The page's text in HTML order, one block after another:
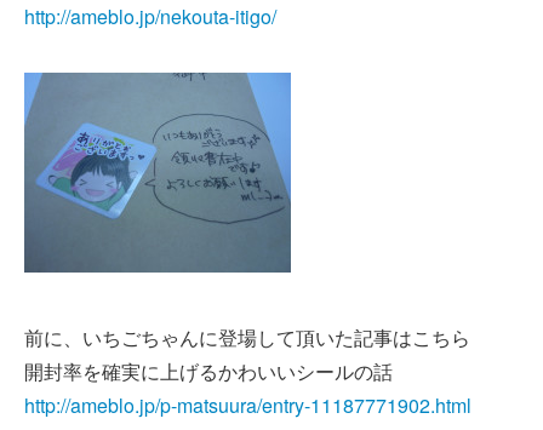
http://ameblo.jp/nekouta-itigo/
前に、いちごちゃんに登場して頂いた記事はこちら
開封率を確実に上げるかわいいシールの話
http://ameblo.jp/p-matsuura/entry-11187771902.html